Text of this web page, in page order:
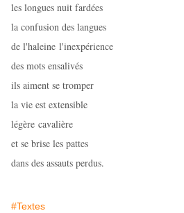
les longues nuit fardées
la confusion des langues
de l'haleine l'inexpérience
des mots ensalivés
ils aiment se tromper
la vie est extensible
légère cavalière
et se brise les pattes
dans des assauts perdus.
#Textes